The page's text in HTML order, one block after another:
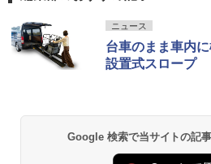
ニュース
台車のまま車内
設置式スロープ
Google 検索で当サイトの記